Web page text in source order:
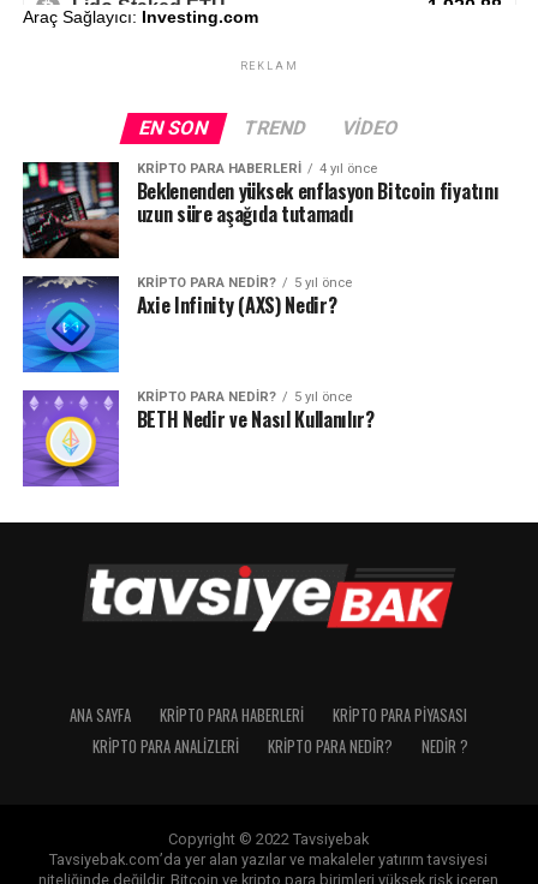
Araç Sağlayıcı: Investing.com
REKLAM
EN SON TREND VIDEO
KRIPTO PARA HABERLERI 4 yıl önce
Beklenenden yüksek enflasyon Bitcoin fiyatını
uzun süre aşağıda tutamadı
KRIPTO PARA NEDIR? 5 yıl önce
Axie Infinity (AXS) Nedir?
KRIPTO PARA NEDIR? 5 yıl önce
BETH Nedir ve Nasıl Kullanılır?
ANA SAYFA KRIPTO PARA HABERLERI
KRIPTO PARA PIYASASI
KRIPTO PARA ANALIZLERI
KRIPTO PARA NEDIR? NEDIR ?
Copyright © 2022 Tavsiyebak
Tavsiyebak.com’da yer alan yazılar ve makaleler yatırım tavsiyesi
niteliğinde değildir. Bitcoin ve kripto para birimleri yüksek risk içeren